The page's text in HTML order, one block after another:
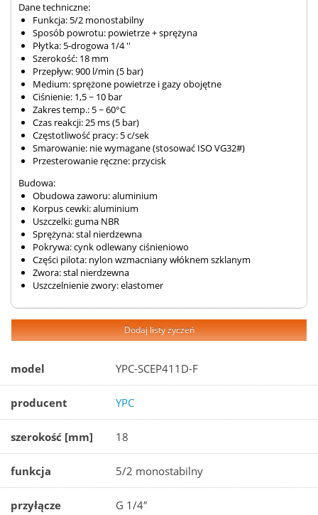
Dane techniczne:
Funkcja: 5/2 monostabilny
Sposób powrotu: powietrze + sprężyna
Płytka: 5-drogowa 1/4 ''
Szerokość: 18 mm
Przepływ: 900 l/min (5 bar)
Medium: sprężone powietrze i gazy obojętne
Ciśnienie: 1,5 ~ 10 bar
Zakres temp.: 5 ~ 60°C
Czas reakcji: 25 ms (5 bar)
Częstotliwość pracy: 5 c/sek
Smarowanie: nie wymagane (stosować ISO VG32#)
Przesterowanie ręczne: przycisk
Budowa:
Obudowa zaworu: aluminium
Korpus cewki: aluminium
Uszczelki: guma NBR
Sprężyna: stal nierdzewna
Pokrywa: cynk odlewany ciśnieniowo
Części pilota: nylon wzmacniany włóknem szklanym
Zwora: stal nierdzewna
Uszczelnienie zwory: elastomer
Dodaj listy życzeń
model YPC-SCEP411D-F
producent YPC
szerokość [mm] 18
funkcja 5/2 monostabilny
przyłącze G 1/4″